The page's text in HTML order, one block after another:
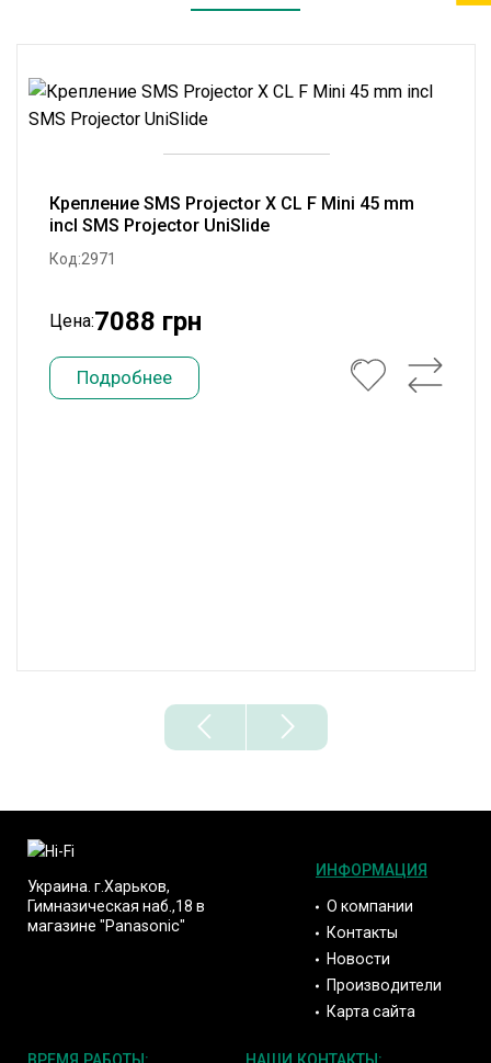
Крепление SMS Projector X CL F Mini 45 mm
incl SMS Projector UniSlide
Код:2971
Цена:7088 грн
Подробнее
Украина. г.Харьков,
Гимназическая наб.,18 в
магазине "Panasonic"
ИНФОРМАЦИЯ
О компании
Контакты
Новости
Производители
Карта сайта